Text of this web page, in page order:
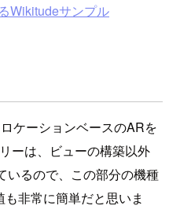
Wikitudeサンプル
ケーションベースのARを
ーは、ビューの構築以外
いるので、この部分の機種
非常に簡単だと思いま